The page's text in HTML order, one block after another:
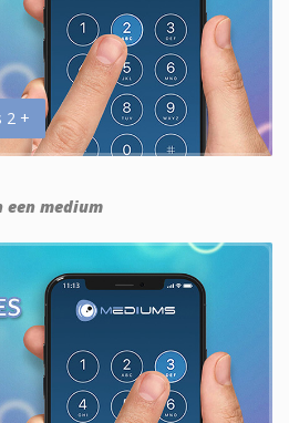
2 +
een medium